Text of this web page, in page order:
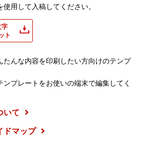
用して入稿してください。
字
ト
たんな内容を印刷したい方向けのテンプ
ンプレートをお使いの端末で編集してく
いて
ドマップ